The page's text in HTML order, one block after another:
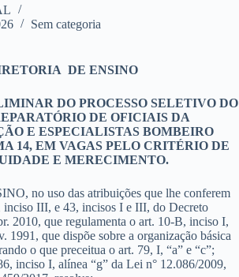
Sem categoria
DE ENSINO
DO PROCESSO SELETIVO DO
DE OFICIAIS DA
E ESPECIALISTAS BOMBEIRO
14, EM VAGAS PELO CRITÉRIO DE
E MERECIMENTO.
no uso das atribuições que lhe conferem
inciso III, e 43, incisos I e III, do Decreto
2010, que regulamenta o art. 10-B, inciso I,
1991, que dispõe sobre a organização básica
o que preceitua o art. 79, I, “a” e “c”;
inciso I, alínea “g” da Lei n° 12.086/2009,